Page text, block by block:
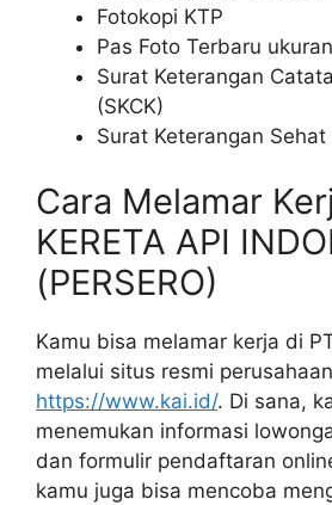
Fotokopi KTP
Pas Foto Terbaru
Surat Keterangan
(SKCK)
Surat Keterangan
Cara Melamar
KERETA API
(PERSERO)
Kamu bisa melamar kerja di
melalui situs resmi
https://www.kai.id/. Di sana,
menemukan informasi
dan formulir pendaftaran
kamu juga bisa mencoba